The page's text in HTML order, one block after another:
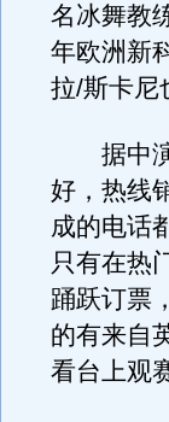
名冰舞教
年欧洲新
拉/斯卡尼
据中演
好，热线
成的电话
只有在热
踊跃订票
的有来自
看台上观